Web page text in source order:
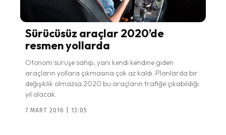
Sürücüsüz araçlar 2020’de
resmen yollarda
Otonom sürüşe sahip, yani kendi kendine giden
araçların yollara çıkmasına çok az kaldı. Planlarda bir
değişiklik olmazsa 2020 bu araçların trafiğe çıkabildiği
yıl olacak.
7 MART 2016 | 13:05